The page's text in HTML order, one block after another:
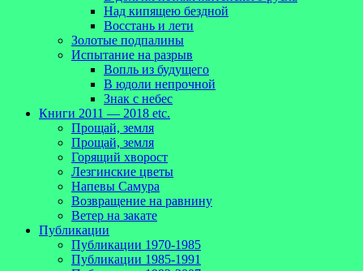
Над кипящею бездной
Восстань и лети
Золотые подпалины
Испытание на разрыв
Вопль из будущего
В юдоли непрочной
Знак с небес
Книги 2011 — 2018 etc.
Прощай, земля
Прощай, земля
Горящий хворост
Лезгинские цветы
Напевы Самура
Возвращение на равнину
Ветер на закате
Публикации
Публикации 1970-1985
Публикации 1985-1991